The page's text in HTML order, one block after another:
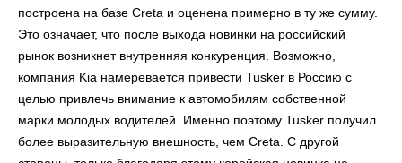
построена на базе Creta и оценена примерно в ту же сумму.
Это означает, что после выхода новинки на российский
рынок возникнет внутренняя конкуренция. Возможно,
компания Kia намеревается привести Tusker в Россию с
целью привлечь внимание к автомобилям собственной
марки молодых водителей. Именно поэтому Tusker получил
более выразительную внешность, чем Creta. С другой